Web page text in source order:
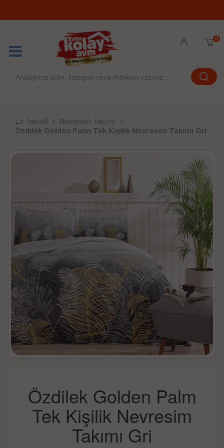
0
Ev Tekstili
Nevresim Takımı
Özdilek Golden Palm Tek Kişilik Nevresim Takımı Gri
Özdilek Golden Palm
Tek Kişilik Nevresim
Takımı Gri